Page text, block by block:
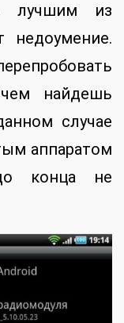
лучшим из
недоумение.
найдешь
случае
аппаратом
конца не